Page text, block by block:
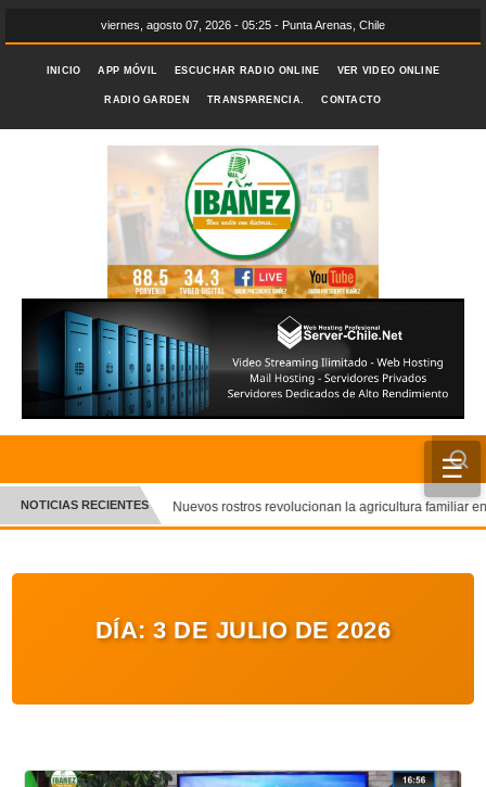
viernes, agosto 07, 2026 - 05:25 - Punta Arenas, Chile
INICIO APP MÓVIL ESCUCHAR RADIO ONLINE VER VIDEO ONLINE
RADIO GARDEN TRANSPARENCIA. CONTACTO
☰
INICIO
CRÓNICA
ENTRETENIMIENTO Y CULTURA
NOTICIAS RECIENTES Nuevos rostros revolucionan la agricultura familiar en
DÍA:3 DE JULIO DE 2026